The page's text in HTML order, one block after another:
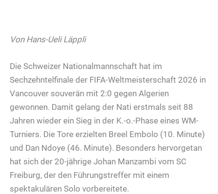
Von Hans-Ueli Läppli
Die Schweizer Nationalmannschaft hat im
Sechzehntelfinale der FIFA-Weltmeisterschaft 2026 in
Vancouver souverän mit 2:0 gegen Algerien
gewonnen. Damit gelang der Nati erstmals seit 88
Jahren wieder ein Sieg in der K.-o.-Phase eines WM-
Turniers. Die Tore erzielten Breel Embolo (10. Minute)
und Dan Ndoye (46. Minute). Besonders hervorgetan
hat sich der 20-jährige Johan Manzambi vom SC
Freiburg, der den Führungstreffer mit einem
spektakulären Solo vorbereitete.